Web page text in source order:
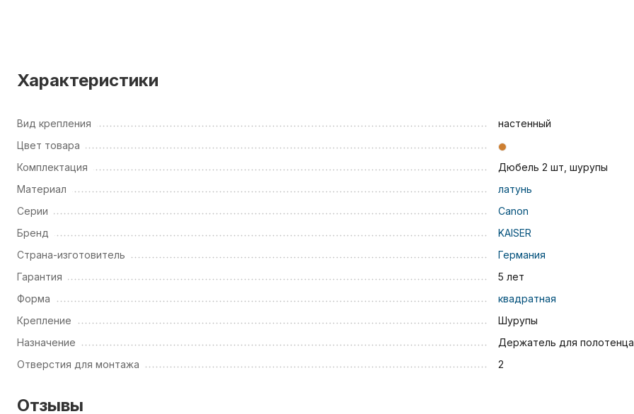
Характеристики
Вид крепления
настенный
Цвет товара
Комплектация
Дюбель 2 шт, шурупы
Материал
латунь
Серии
Canon
Бренд
KAISER
Страна-изготовитель
Германия
Гарантия
5 лет
Форма
квадратная
Крепление
Шурупы
Назначение
Держатель для полотенца
Отверстия для монтажа
2
Отзывы